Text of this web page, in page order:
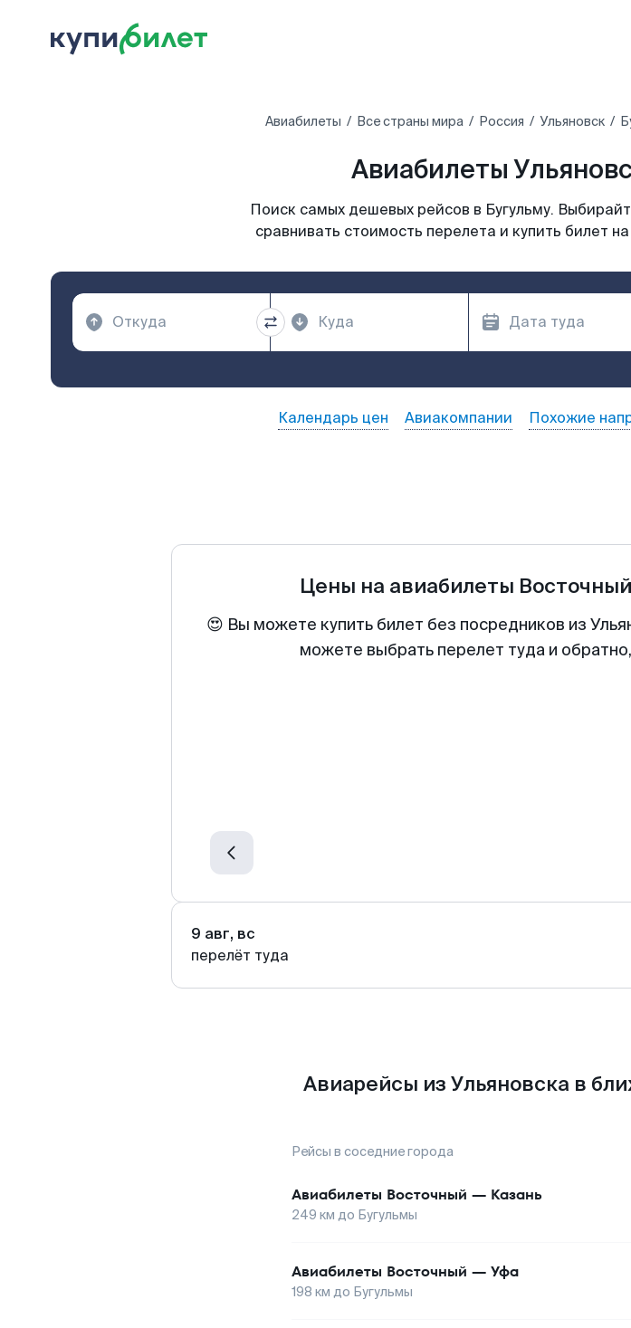
Авиабилеты Все страны мира Россия Ульяновск
Авиабилеты
Поиск самых дешевых рейсов в Бугульму.
сравнивать стоимость перелета и купить билет
Календарь цен Авиакомпании Похожие
Цены на авиабилеты Восточный
😍 Вы можете купить билет без посредников из
можете выбрать перелет туда и
9 авг, вс
перелёт туда
Авиарейсы из Ульяновска в
Рейсы в соседние города
Авиабилеты Восточный — Казань
249 км до Бугульмы
Авиабилеты Восточный — Уфа
198 км до Бугульмы